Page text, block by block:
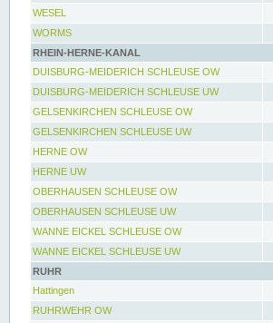
WESEL
WORMS
RHEIN-HERNE-KANAL
DUISBURG-MEIDERICH SCHLEUSE OW
DUISBURG-MEIDERICH SCHLEUSE UW
GELSENKIRCHEN SCHLEUSE OW
GELSENKIRCHEN SCHLEUSE UW
HERNE OW
HERNE UW
OBERHAUSEN SCHLEUSE OW
OBERHAUSEN SCHLEUSE UW
WANNE EICKEL SCHLEUSE OW
WANNE EICKEL SCHLEUSE UW
RUHR
Hattingen
RUHRWEHR OW